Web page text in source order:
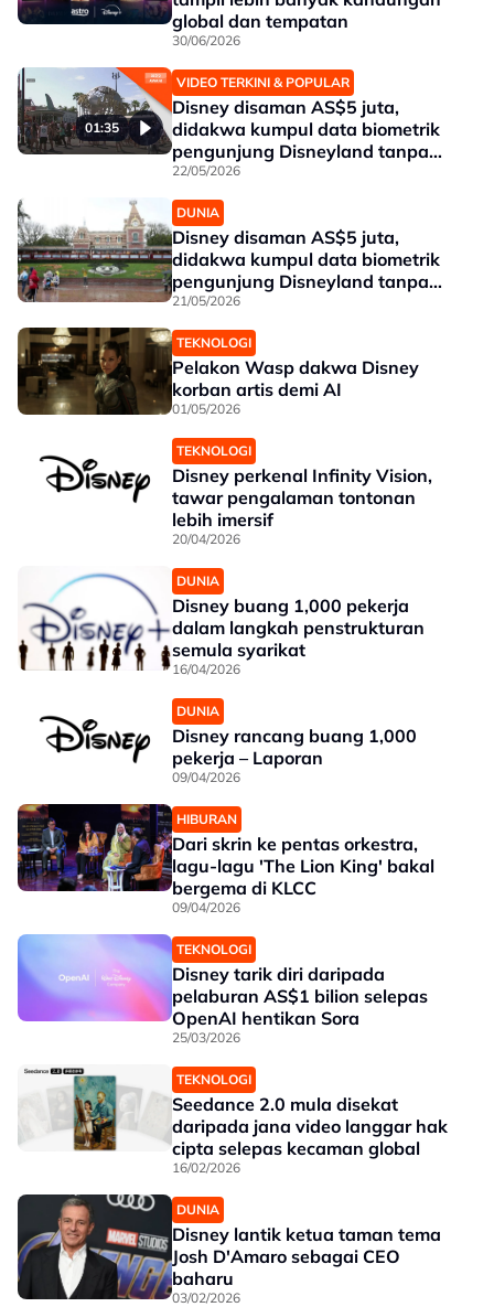
global dan tempatan
30/06/2026
01:35
VIDEO TERKINI & POPULAR
Disney disaman AS$5 juta,
didakwa kumpul data biometrik
pengunjung Disneyland tanpa
kebenaran
22/05/2026
DUNIA
Disney disaman AS$5 juta,
didakwa kumpul data biometrik
pengunjung Disneyland tanpa
kebenaran
21/05/2026
TEKNOLOGI
Pelakon Wasp dakwa Disney
korban artis demi AI
01/05/2026
TEKNOLOGI
Disney perkenal Infinity Vision,
tawar pengalaman tontonan
lebih imersif
20/04/2026
DUNIA
Disney buang 1,000 pekerja
dalam langkah penstrukturan
semula syarikat
16/04/2026
DUNIA
Disney rancang buang 1,000
pekerja – Laporan
09/04/2026
HIBURAN
Dari skrin ke pentas orkestra,
lagu-lagu 'The Lion King' bakal
bergema di KLCC
09/04/2026
TEKNOLOGI
Disney tarik diri daripada
pelaburan AS$1 bilion selepas
OpenAI hentikan Sora
25/03/2026
TEKNOLOGI
Seedance 2.0 mula disekat
daripada jana video langgar hak
cipta selepas kecaman global
16/02/2026
DUNIA
Disney lantik ketua taman tema
Josh D'Amaro sebagai CEO
baharu
03/02/2026